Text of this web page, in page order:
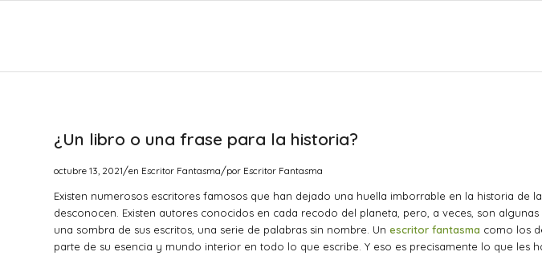
¿Un libro o una frase para la historia?
octubre 13, 2021/en Escritor Fantasma/por Escritor Fantasma
Existen numerosos escritores famosos que han dejado una huella imborrable en la historia
desconocen. Existen autores conocidos en cada recodo del planeta, pero, a veces, son
una sombra de sus escritos, una serie de palabras sin nombre. Un escritor fantasma como los
parte de su esencia y mundo interior en todo lo que escribe. Y eso es precisamente lo que